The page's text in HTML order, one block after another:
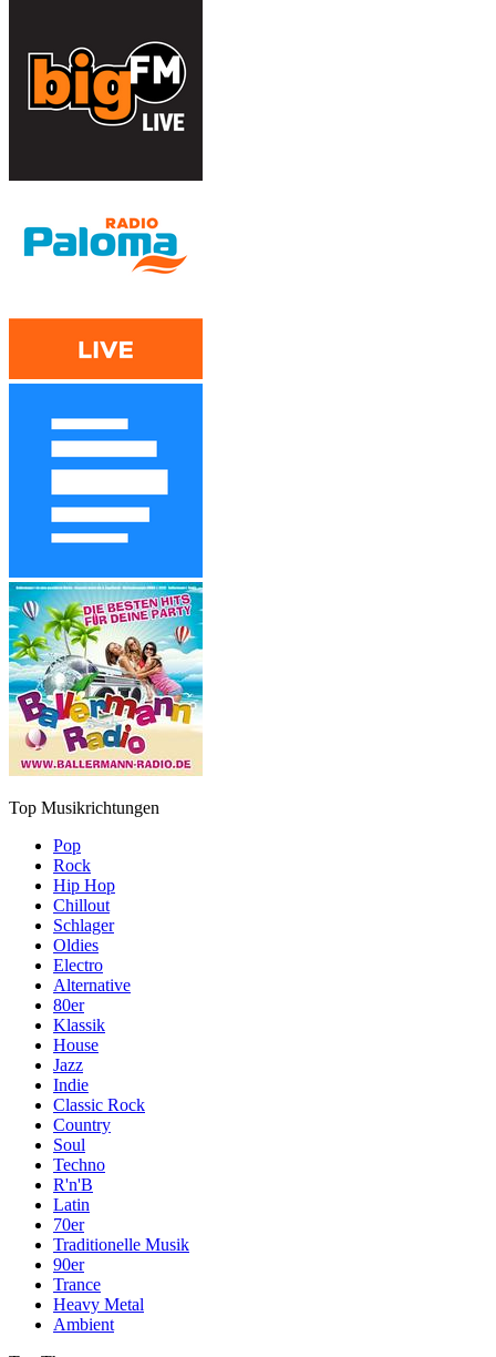
Top Musikrichtungen
Pop
Rock
Hip Hop
Chillout
Schlager
Oldies
Electro
Alternative
80er
Klassik
House
Jazz
Indie
Classic Rock
Country
Soul
Techno
R'n'B
Latin
70er
Traditionelle Musik
90er
Trance
Heavy Metal
Ambient